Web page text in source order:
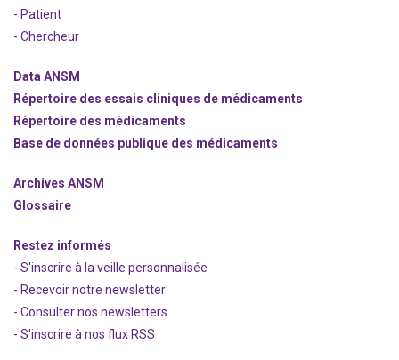
- Patient
- Chercheur
Data ANSM
Répertoire des essais cliniques de médicaments
Répertoire des médicaments
Base de données publique des médicaments
Archives ANSM
Glossaire
Restez informés
- S'inscrire à la veille personnalisée
- Recevoir notre newsletter
- Consulter nos newsletters
- S'inscrire à nos flux RSS